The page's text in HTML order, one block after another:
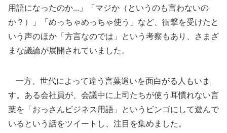
用語になったのか...」「マジか（というのも言わないの
か？）」「めっちゃめっちゃ使う」など、衝撃を受けたと
いう声のほか「方言なのでは」という考察もあり、さまざ
まな議論が展開されていました。
一方、世代によって違う言葉遣いを面白がる人もいま
す。ある会社員が、会議中に上司たちが使う耳慣れない言
葉を「おっさんビジネス用語」というビンゴにして遊んで
いるという話をツイートし、注目を集めました。